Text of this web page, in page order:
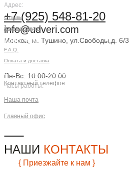
Адрес:
+7 (925) 548-81-20
info@udveri.com
Москва, м. Тушино, ул.Свободы,д. 6/3
Пн-Вс: 10:00-20:00
Часы работы:
НАШИ КОНТАКТЫ
{ Приезжайте к нам }
Компания
Отзывы
Акции и скидки
Клиентам
F.A.Q.
Оплата и доставка
Контактная информация
Контактный телефон
Наша почта
Главный офис